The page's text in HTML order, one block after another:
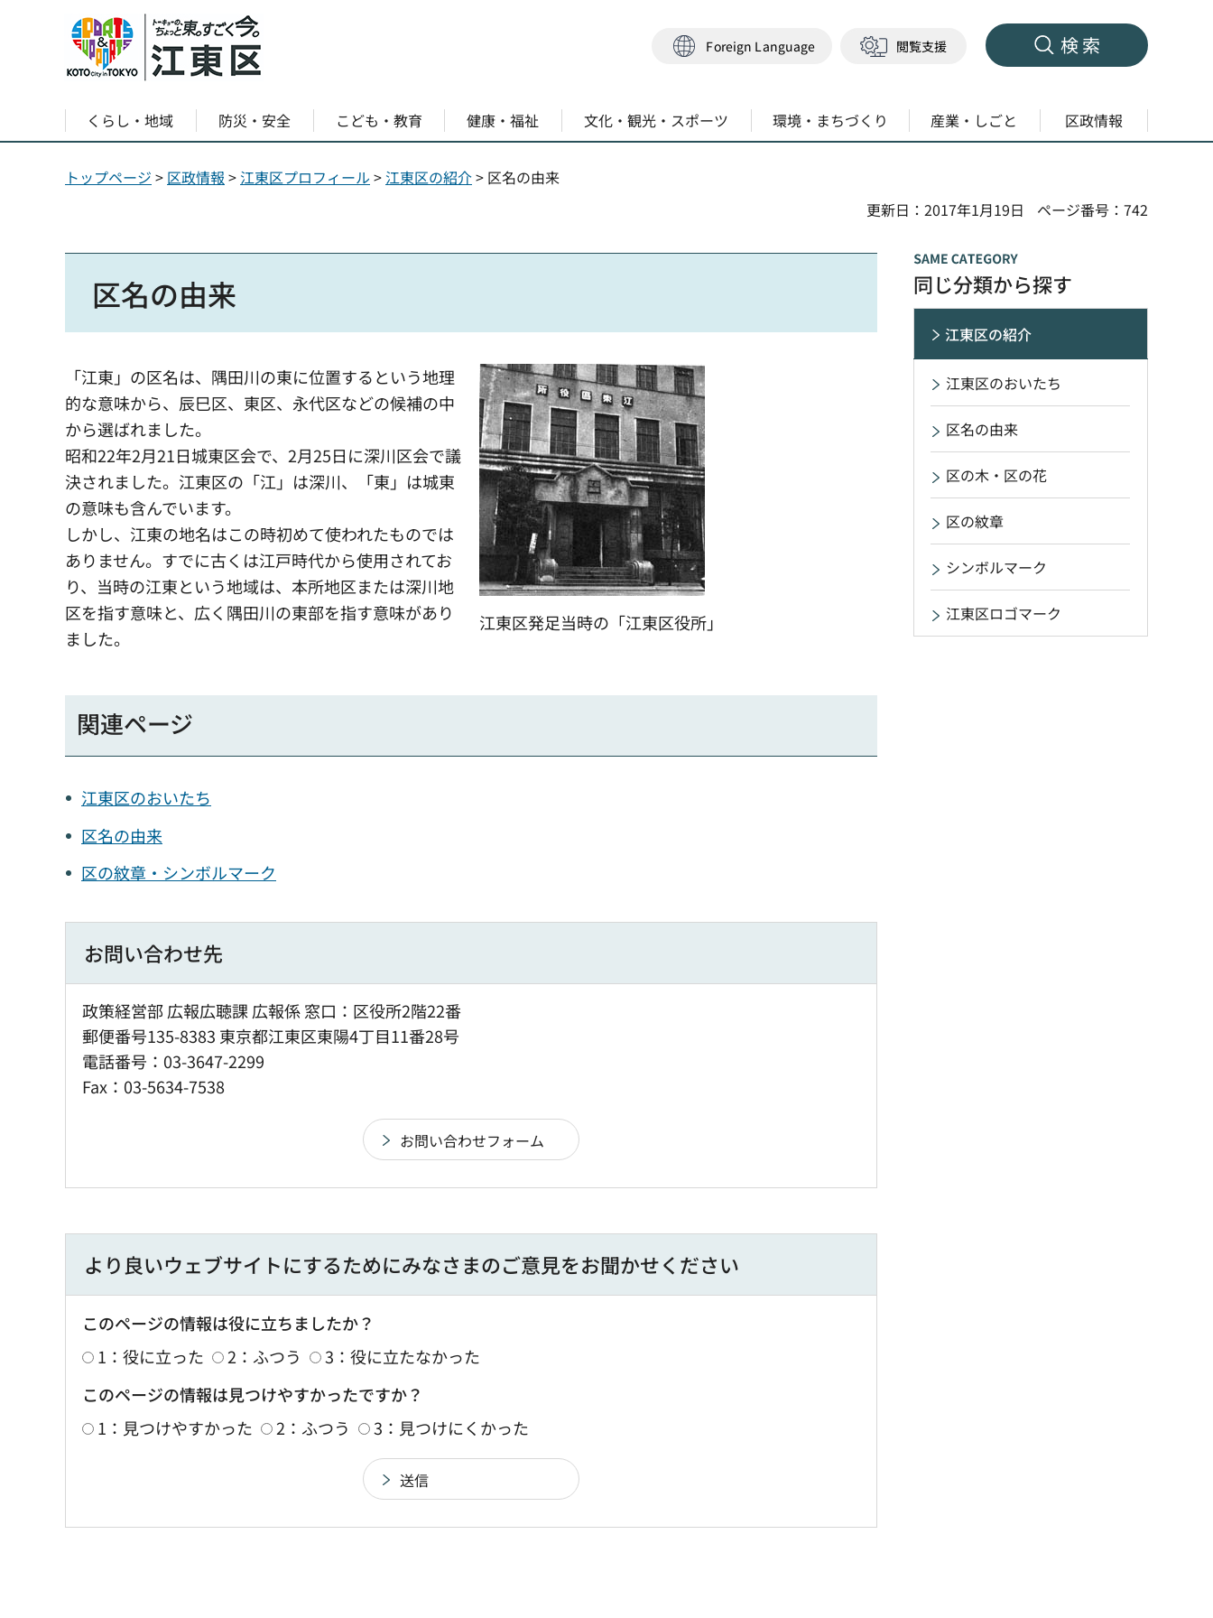
Foreign Language 閲覧支援 検索
くらし・地域 防災・安全 こども・教育 健康・福祉 文化・観光・スポーツ 環境・まちづくり 産業・しごと 区政情報
トップページ > 区政情報 > 江東区プロフィール > 江東区の紹介> 区名の由来
更新日：2017年1月19日
ページ番号：742
区名の由来
「江東」の区名は、隅田川の東に位置するという地理
的な意味から、辰巳区、東区、永代区などの候補の中
から選ばれました。
昭和22年2月21日城東区会で、2月25日に深川区会で議
決されました。江東区の「江」は深川、「東」は城東
の意味も含んでいます。
しかし、江東の地名はこの時初めて使われたものでは
ありません。すでに古くは江戸時代から使用されてお
り、当時の江東という地域は、本所地区または深川地
区を指す意味と、広く隅田川の東部を指す意味があり
ました。
江東区発足当時の「江東区役所」
関連ページ
江東区のおいたち
区名の由来
区の紋章・シンボルマーク
お問い合わせ先
政策経営部 広報広聴課 広報係 窓口：区役所2階22番
郵便番号135-8383 東京都江東区東陽4丁目11番28号
電話番号：03-3647-2299
Fax：03-5634-7538
より良いウェブサイトにするためにみなさまのご意見をお聞かせください
このページの情報は役に立ちましたか？
1：役に立った
2：ふつう
3：役に立たなかった
このページの情報は見つけやすかったですか？
1：見つけやすかった
2：ふつう 3：見つけにくかった
同じ分類から探す
江東区の紹介
江東区のおいたち
区名の由来
区の木・区の花
区の紋章
シンボルマーク
江東区ロゴマーク